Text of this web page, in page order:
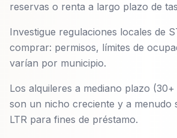
reservas o renta a largo plazo de
Investigue regulaciones locales de
comprar: permisos, límites de
varían por municipio.
Los alquileres a mediano plazo
son un nicho creciente y a menudo
LTR para fines de préstamo.